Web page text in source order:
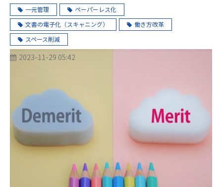
一元管理
ペーパーレス化
文書の電子化（スキャニング）
働き方改革
スペース削減
2023-11-29 05:42